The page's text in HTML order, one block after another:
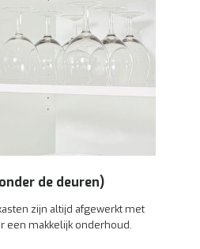
de deuren)
zijn altijd afgewerkt met
een makkelijk onderhoud.